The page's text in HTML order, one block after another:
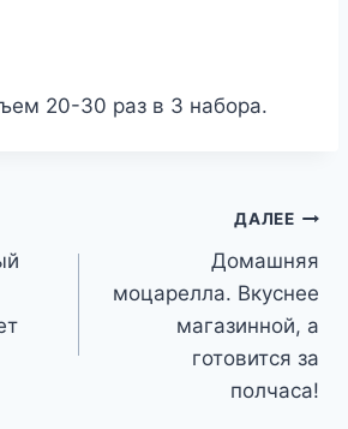
20-30 раз в 3 набора.
ДАЛЕЕ
Домашняя
моцарелла. Вкуснее
магазинной, а
готовится за
полчаса!